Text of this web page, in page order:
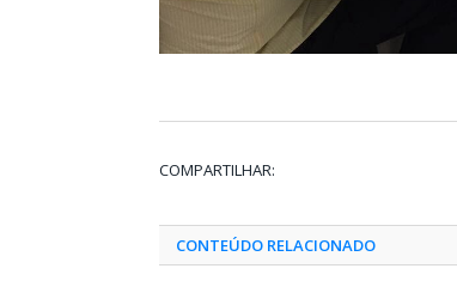
COMPARTILHAR:
CONTEÚDO RELACIONADO